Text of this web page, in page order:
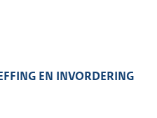
EN INVORDERING